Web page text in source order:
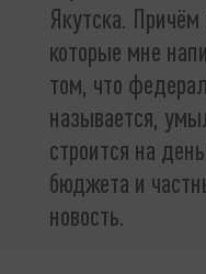
Якутска.
которые мне
том, что
называется,
строится на
бюджета и
новость.